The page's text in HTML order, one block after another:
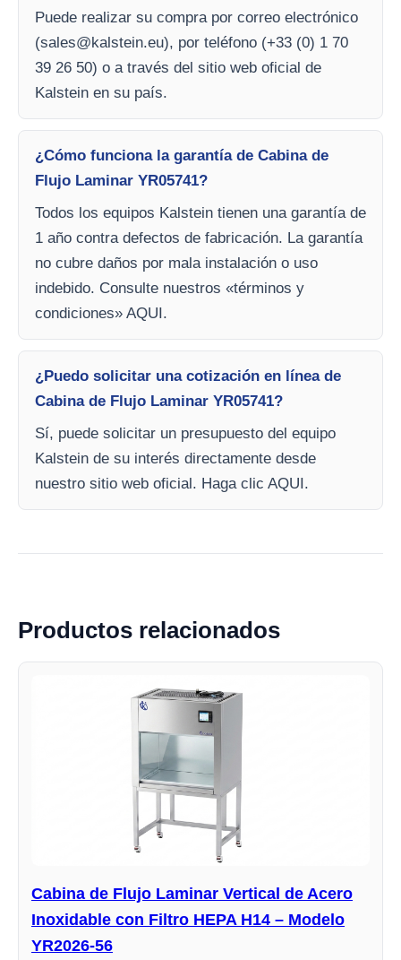
Puede realizar su compra por correo electrónico
(sales@kalstein.eu), por teléfono (+33 (0) 1 70
39 26 50) o a través del sitio web oficial de
Kalstein en su país.
¿Cómo funciona la garantía de Cabina de
Flujo Laminar YR05741?
Todos los equipos Kalstein tienen una garantía de
1 año contra defectos de fabricación. La garantía
no cubre daños por mala instalación o uso
indebido. Consulte nuestros «términos y
condiciones» AQUI.
¿Puedo solicitar una cotización en línea de
Cabina de Flujo Laminar YR05741?
Sí, puede solicitar un presupuesto del equipo
Kalstein de su interés directamente desde
nuestro sitio web oficial. Haga clic AQUI.
Productos relacionados
Cabina de Flujo Laminar Vertical de Acero
Inoxidable con Filtro HEPA H14 – Modelo
YR2026-56